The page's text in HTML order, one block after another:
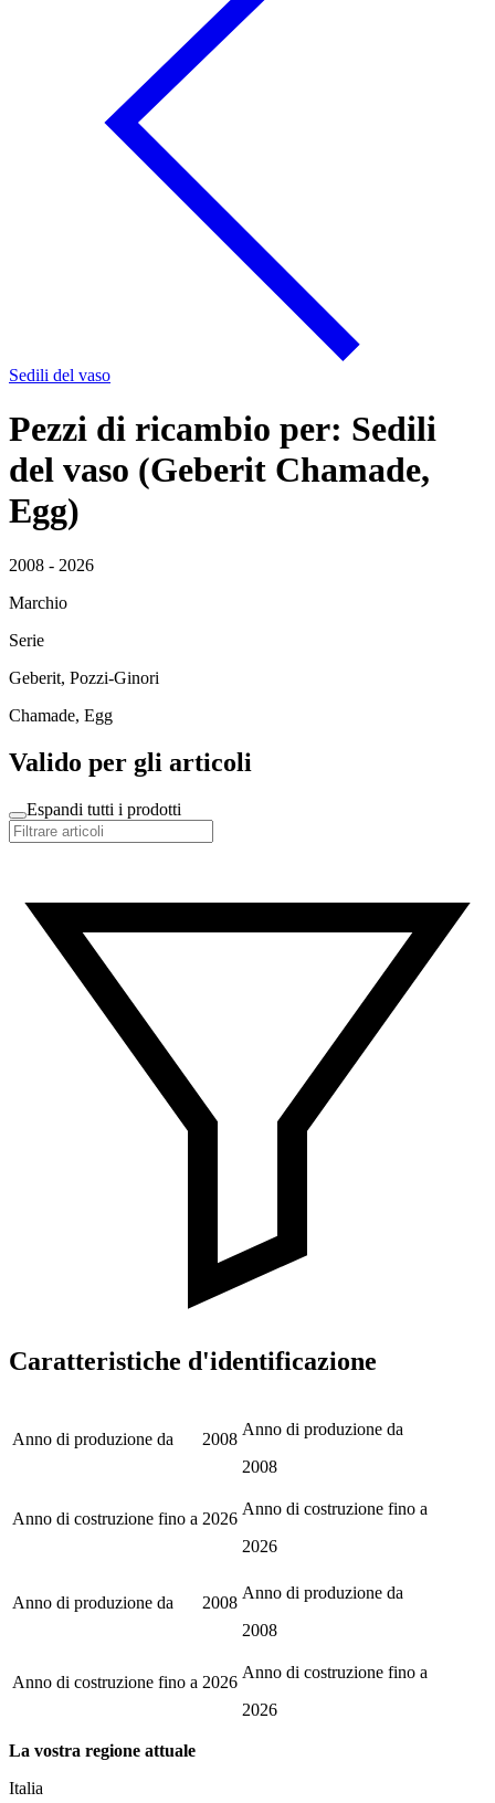
Sedili del vaso
Pezzi di ricambio per: Sedili
del vaso (Geberit Chamade,
Egg)
2008 - 2026
Marchio
Serie
Geberit, Pozzi-Ginori
Chamade, Egg
Valido per gli articoli
Espandi tutti i prodotti
Caratteristiche d'identificazione
Anno di produzione da 2008
Anno di produzione da
2008
Anno di costruzione fino a 2026
Anno di costruzione fino a
2026
Anno di produzione da 2008
Anno di produzione da
2008
Anno di costruzione fino a 2026
Anno di costruzione fino a
2026
La vostra regione attuale
Italia